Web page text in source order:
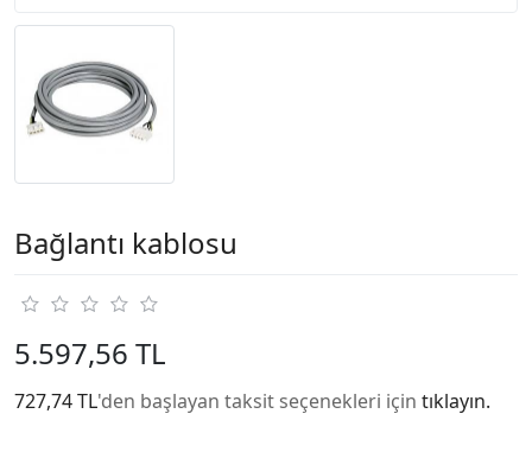
Bağlantı kablosu
5.597,56 TL
727,74 TL'den başlayan taksit seçenekleri için tıklayın.